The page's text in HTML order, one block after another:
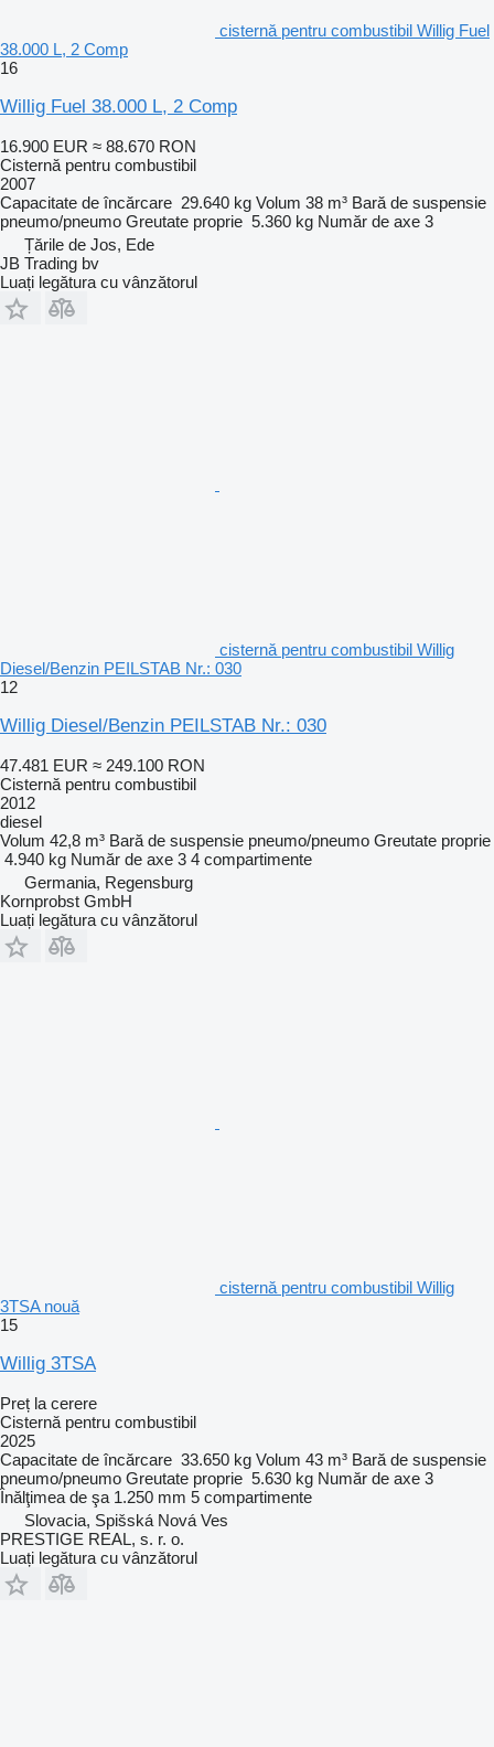
cisternă pentru combustibil Willig Fuel
38.000 L, 2 Comp
16
Willig Fuel 38.000 L, 2 Comp
16.900 EUR ≈ 88.670 RON
Cisternă pentru combustibil
2007
Capacitate de încărcare 29.640 kg Volum 38 m³ Bară de suspensie
pneumo/pneumo Greutate proprie 5.360 kg Număr de axe 3
Țările de Jos, Ede
JB Trading bv
Luați legătura cu vânzătorul
cisternă pentru combustibil Willig
Diesel/Benzin PEILSTAB Nr.: 030
12
Willig Diesel/Benzin PEILSTAB Nr.: 030
47.481 EUR ≈ 249.100 RON
Cisternă pentru combustibil
2012
diesel
Volum 42,8 m³ Bară de suspensie pneumo/pneumo Greutate proprie
4.940 kg Număr de axe 3 4 compartimente
Germania, Regensburg
Kornprobst GmbH
Luați legătura cu vânzătorul
cisternă pentru combustibil Willig
3TSA nouă
15
Willig 3TSA
Preț la cerere
Cisternă pentru combustibil
2025
Capacitate de încărcare 33.650 kg Volum 43 m³ Bară de suspensie
pneumo/pneumo Greutate proprie 5.630 kg Număr de axe 3
Înălţimea de şa 1.250 mm 5 compartimente
Slovacia, Spišská Nová Ves
PRESTIGE REAL, s. r. o.
Luați legătura cu vânzătorul